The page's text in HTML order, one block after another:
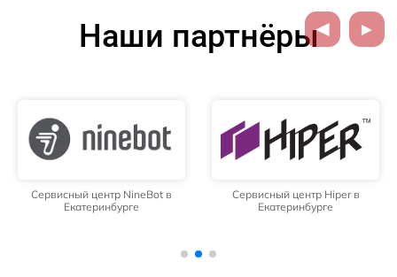
Наши партнёры
Сервисный центр NineBot в
Екатеринбурге
Сервисный центр Hiper в
Екатеринбурге